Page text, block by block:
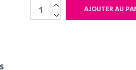
AJOUTER AU